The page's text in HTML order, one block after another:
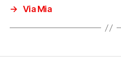
→ Via Mia